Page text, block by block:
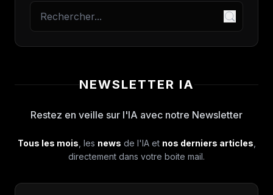
NEWSLETTER IA
Restez en veille sur l'IA avec notre Newsletter
Tous les mois, les news de l'IA et nos derniers articles,
directement dans votre boite mail.